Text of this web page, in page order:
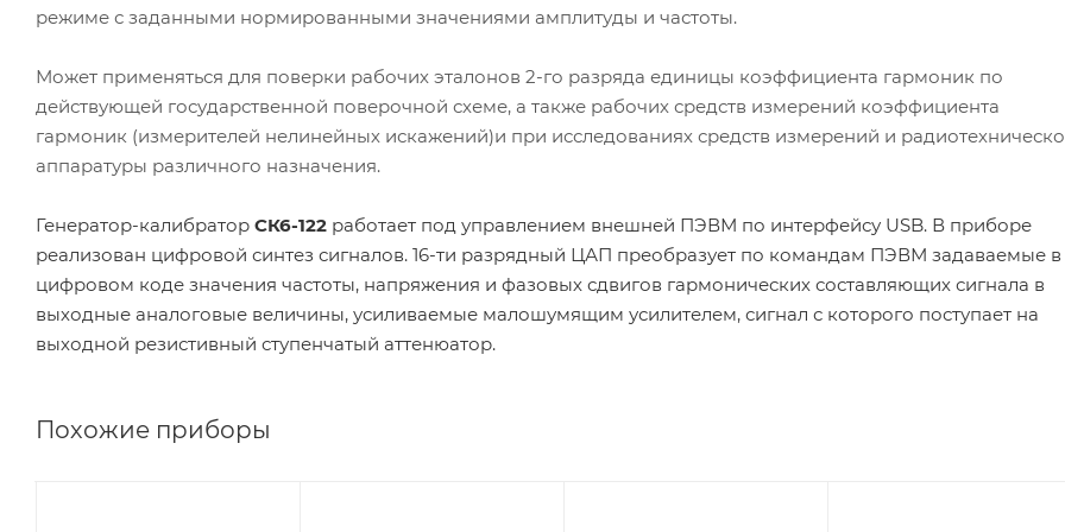
режиме с заданными нормированными значениями амплитуды и частоты.
Может применяться для поверки рабочих эталонов 2-го разряда единицы коэффициента гармоник по
действующей государственной поверочной схеме, а также рабочих средств измерений коэффициента
гармоник (измерителей нелинейных искажений)и при исследованиях средств измерений и
аппаратуры различного назначения.
Генератор-калибратор СК6-122 работает под управлением внешней ПЭВМ по интерфейсу USB. В приборе
реализован цифровой синтез сигналов. 16-ти разрядный ЦАП преобразует по командам ПЭВМ задаваемые в
цифровом коде значения частоты, напряжения и фазовых сдвигов гармонических составляющих сигнала в
выходные аналоговые величины, усиливаемые малошумящим усилителем, сигнал с которого поступает на
выходной резистивный ступенчатый аттенюатор.
Похожие приборы